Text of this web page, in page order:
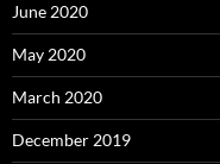
June 2020
May 2020
March 2020
December 2019